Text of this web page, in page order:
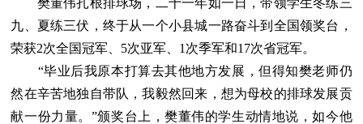
樊董伟扎根排球场，二十一年如一日，带领学生冬练三
九、夏练三伏，终于从一个小县城一路奋斗到全国领奖台，
荣获2次全国冠军、5次亚军、1次季军和17次省冠军。
“毕业后我原本打算去其他地方发展，但得知樊老师仍
然在辛苦地独自带队，我毅然回来，想为母校的排球发展贡
献一份力量。”颁奖台上，樊董伟的学生动情地说，如今他